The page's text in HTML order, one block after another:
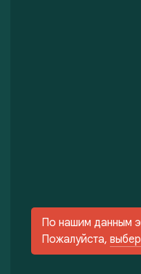
По нашим данным
Пожалуйста,